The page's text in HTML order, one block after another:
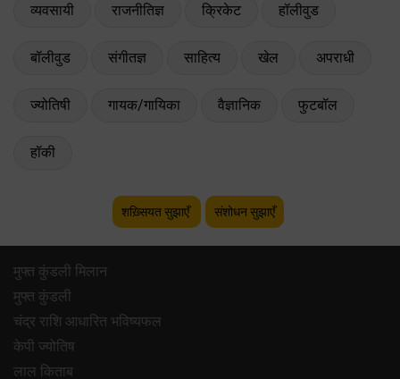
व्यवसायी राजनीतिज्ञ क्रिकेट हॉलीवुड
बॉलीवुड संगीतज्ञ साहित्य खेल अपराधी
ज्योतिषी गायक/गायिका वैज्ञानिक फुटबॉल
हॉकी
शख़्सियत सुझाएँ संशोधन सुझाएँ
मुफ्त कुंडली मिलान
मुफ्त कुंडली
चंद्र राशि आधारित भविष्यफल
केपी ज्योतिष
लाल किताब